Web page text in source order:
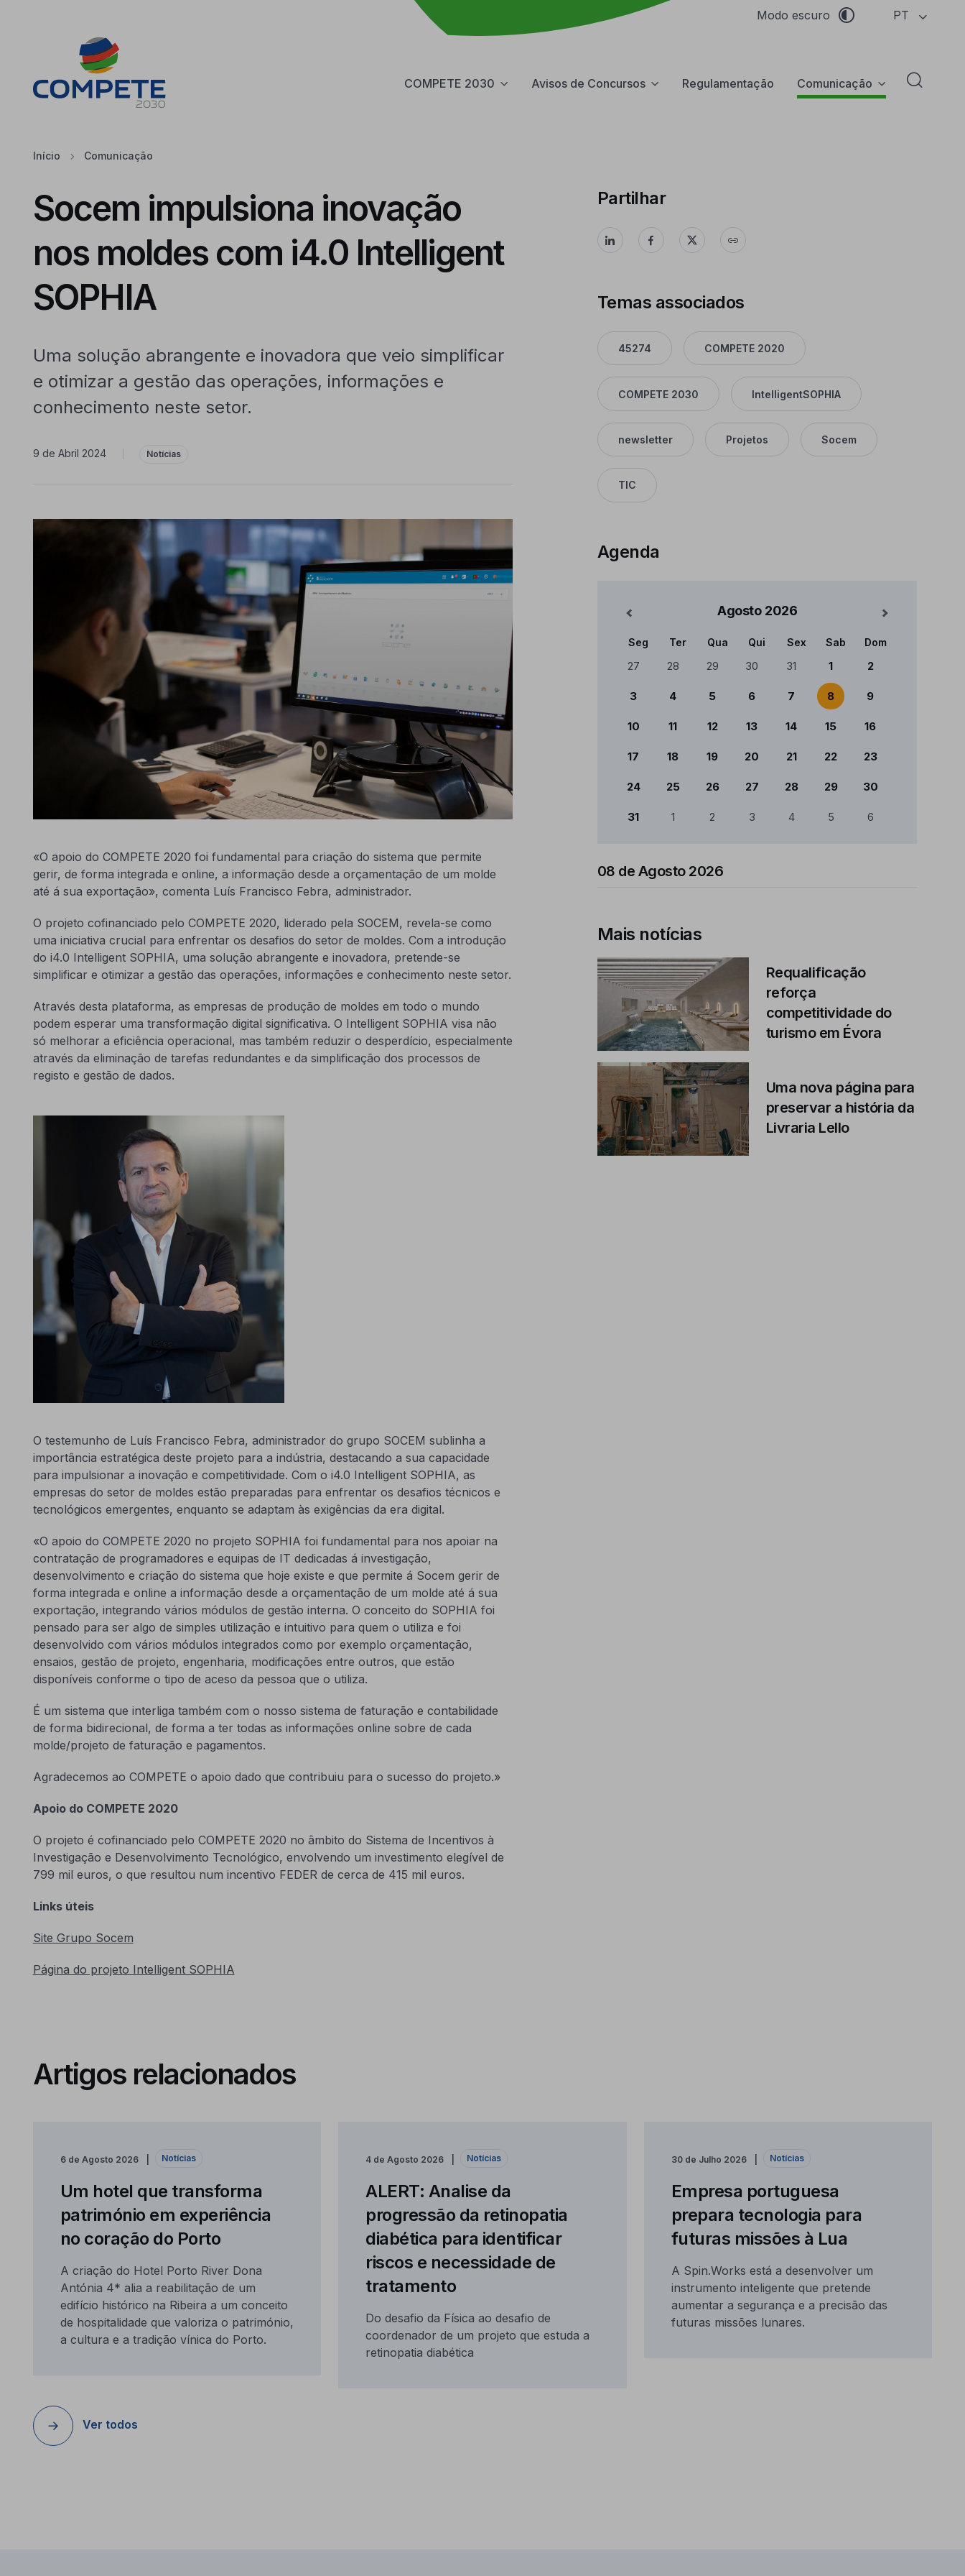
Modo escuro PT
COMPETE 2030 Avisos de Concursos Regulamentação Comunicação Abrir
Início Comunicação
Socem impulsiona inovação
nos moldes com i4.0 Intelligent
SOPHIA
Uma solução abrangente e inovadora que veio simplificar
e otimizar a gestão das operações, informações e
conhecimento neste setor.
9 de Abril 2024 Notícias
«O apoio do COMPETE 2020 foi fundamental para criação do sistema que permite
gerir, de forma integrada e online, a informação desde a orçamentação de um molde
até á sua exportação», comenta Luís Francisco Febra, administrador.
O projeto cofinanciado pelo COMPETE 2020, liderado pela SOCEM, revela-se como
uma iniciativa crucial para enfrentar os desafios do setor de moldes. Com a introdução
do i4.0 Intelligent SOPHIA, uma solução abrangente e inovadora, pretende-se
simplificar e otimizar a gestão das operações, informações e conhecimento neste setor.
Através desta plataforma, as empresas de produção de moldes em todo o mundo
podem esperar uma transformação digital significativa. O Intelligent SOPHIA visa não
só melhorar a eficiência operacional, mas também reduzir o desperdício, especialmente
através da eliminação de tarefas redundantes e da simplificação dos processos de
registo e gestão de dados.
O testemunho de Luís Francisco Febra, administrador do grupo SOCEM sublinha a
importância estratégica deste projeto para a indústria, destacando a sua capacidade
para impulsionar a inovação e competitividade. Com o i4.0 Intelligent SOPHIA, as
empresas do setor de moldes estão preparadas para enfrentar os desafios técnicos e
tecnológicos emergentes, enquanto se adaptam às exigências da era digital.
«O apoio do COMPETE 2020 no projeto SOPHIA foi fundamental para nos apoiar na
contratação de programadores e equipas de IT dedicadas á investigação,
desenvolvimento e criação do sistema que hoje existe e que permite á Socem gerir de
forma integrada e online a informação desde a orçamentação de um molde até á sua
exportação, integrando vários módulos de gestão interna. O conceito do SOPHIA foi
pensado para ser algo de simples utilização e intuitivo para quem o utiliza e foi
desenvolvido com vários módulos integrados como por exemplo orçamentação,
ensaios, gestão de projeto, engenharia, modificações entre outros, que estão
disponíveis conforme o tipo de aceso da pessoa que o utiliza.
É um sistema que interliga também com o nosso sistema de faturação e contabilidade
de forma bidirecional, de forma a ter todas as informações online sobre de cada
molde/projeto de faturação e pagamentos.
Agradecemos ao COMPETE o apoio dado que contribuiu para o sucesso do projeto.»
Apoio do COMPETE 2020
O projeto é cofinanciado pelo COMPETE 2020 no âmbito do Sistema de Incentivos à
Investigação e Desenvolvimento Tecnológico, envolvendo um investimento elegível de
799 mil euros, o que resultou num incentivo FEDER de cerca de 415 mil euros.
Links úteis
Site Grupo Socem
Página do projeto Intelligent SOPHIA
Partilhar
Temas associados
45274 COMPETE 2020
COMPETE 2030 IntelligentSOPHIA
newsletter Projetos Socem
TIC
Agenda
Agosto 2026
Mês Anterior Mês Seguinte
Calendário
Seg Ter Qua Qui Sex Sab Dom
27 28 29 30 31 1 2
3 4 5 6 7 8 9
10 11 12 13 14 15 16
17 18 19 20 21 22 23
24 25 26 27 28 29 30
31 1 2 3 4 5 6
08 de Agosto 2026
Mais notícias
Requalificação
reforça
competitividade do
turismo em Évora
Uma nova página para
preservar a história da
Livraria Lello
Artigos relacionados
6 de Agosto 2026 Notícias
Um hotel que transforma
património em experiência
no coração do Porto
A criação do Hotel Porto River Dona
Antónia 4* alia a reabilitação de um
edifício histórico na Ribeira a um conceito
de hospitalidade que valoriza o património,
a cultura e a tradição vínica do Porto.
4 de Agosto 2026 Notícias
ALERT: Analise da
progressão da retinopatia
diabética para identificar
riscos e necessidade de
tratamento
Do desafio da Física ao desafio de
coordenador de um projeto que estuda a
retinopatia diabética
30 de Julho 2026 Notícias
Empresa portuguesa
prepara tecnologia para
futuras missões à Lua
A Spin.Works está a desenvolver um
instrumento inteligente que pretende
aumentar a segurança e a precisão das
futuras missões lunares.
Ver todos